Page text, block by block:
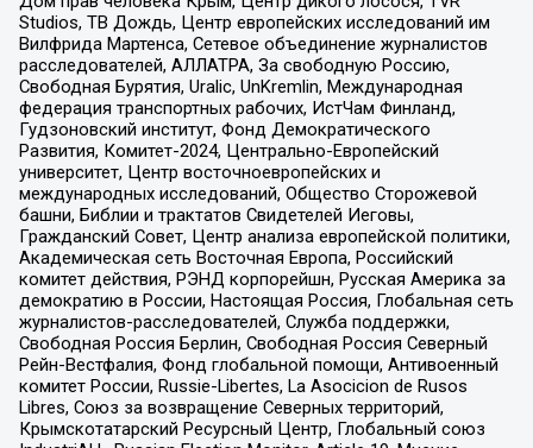
Studios, ТВ Дождь, Центр европейских исследований им
Вилфрида Мартенса, Сетевое объединение журналистов
расследователей, АЛЛАТРА, За свободную Россию,
Свободная Бурятия, Uralic, UnKremlin, Международная
федерация транспортных рабочих, ИстЧам Финланд,
Гудзоновский институт, Фонд Демократического
Развития, Комитет-2024, Центрально-Европейский
университет, Центр восточноевропейских и
международных исследований, Общество Сторожевой
башни, Библии и трактатов Свидетелей Иеговы,
Гражданский Совет, Центр анализа европейской политики,
Академическая сеть Восточная Европа, Российский
комитет действия, РЭНД корпорейшн, Русская Америка за
демократию в России, Настоящая Россия, Глобальная сеть
журналистов-расследователей, Служба поддержки,
Свободная Россия Берлин, Свободная Россия Северный
Рейн-Вестфалия, Фонд глобальной помощи, Антивоенный
комитет России, Russie-Libertes, La Asocicion de Rusos
Libres, Союз за возвращение Северных территорий,
Крымскотатарский Ресурсный Центр, Глобальный союз